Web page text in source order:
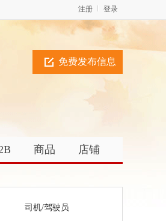
登录
注册
免费发布信息
商品 店铺
司机/驾驶员